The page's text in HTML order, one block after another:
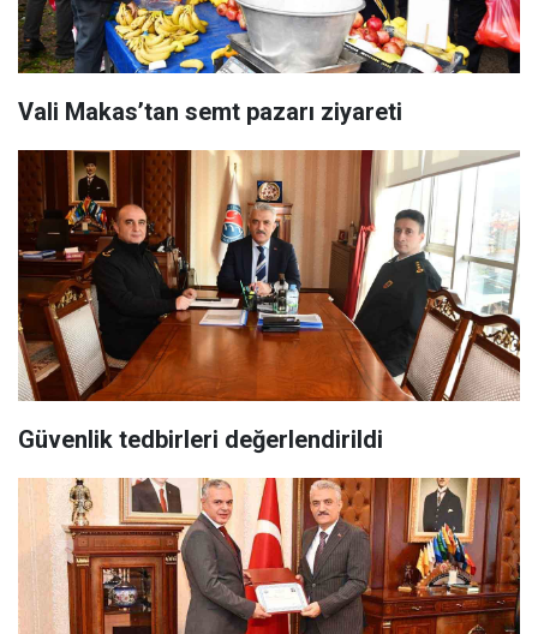
Vali Makas’tan semt pazarı ziyareti
Güvenlik tedbirleri değerlendirildi